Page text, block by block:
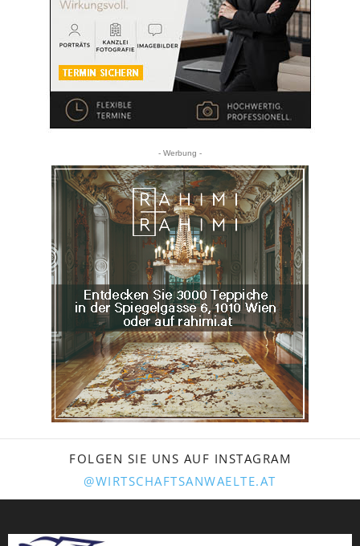
- Werbung -
FOLGEN SIE UNS AUF INSTAGRAM
@WIRTSCHAFTSANWAELTE.AT